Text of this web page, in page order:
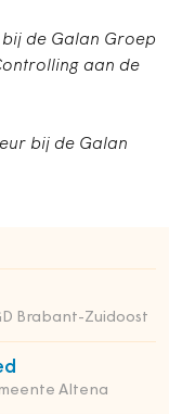
de Galan Groep
aan de
bij de Galan
Brabant-Zuidoost
Altena